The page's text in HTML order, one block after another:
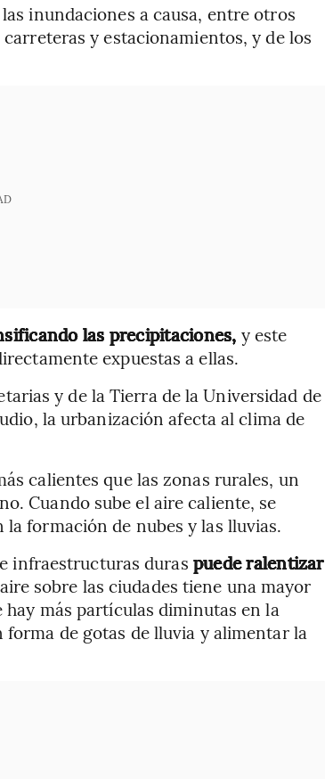
inundaciones a causa, entre otros
y estacionamientos, y de los
las precipitaciones, y este
expuestas a ellas.
y de la Tierra de la Universidad de
la urbanización afecta al clima de
calientes que las zonas rurales, un
Cuando sube el aire caliente, se
formación de nubes y las lluvias.
infraestructuras duras puede ralentizar
sobre las ciudades tiene una mayor
más partículas diminutas en la
de gotas de lluvia y alimentar la